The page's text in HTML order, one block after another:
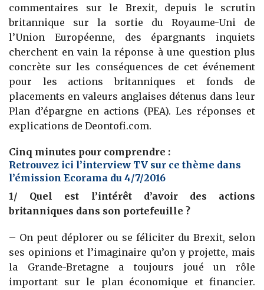
commentaires sur le Brexit, depuis le scrutin
britannique sur la sortie du Royaume-Uni de
l’Union Européenne, des épargnants inquiets
cherchent en vain la réponse à une question plus
concrète sur les conséquences de cet événement
pour les actions britanniques et fonds de
placements en valeurs anglaises détenus dans leur
Plan d’épargne en actions (PEA). Les réponses et
explications de Deontofi.com.
Cinq minutes pour comprendre :
Retrouvez ici l’interview TV sur ce thème dans
l’émission Ecorama du 4/7/2016
1/ Quel est l’intérêt d’avoir des actions
britanniques dans son portefeuille ?
– On peut déplorer ou se féliciter du Brexit, selon
ses opinions et l’imaginaire qu’on y projette, mais
la Grande-Bretagne a toujours joué un rôle
important sur le plan économique et financier.